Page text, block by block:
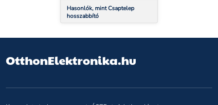
Hasonlók, mint Csaptelep
hosszabbító
OtthonElektronika.hu